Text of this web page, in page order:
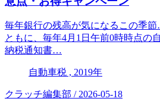
毎年銀行の残高が気になるこの季
ともに、毎年4月1日午前0時時点の
納税通知書…
自動車税 , 2019年
クラッチ編集部 / 2026-05-18